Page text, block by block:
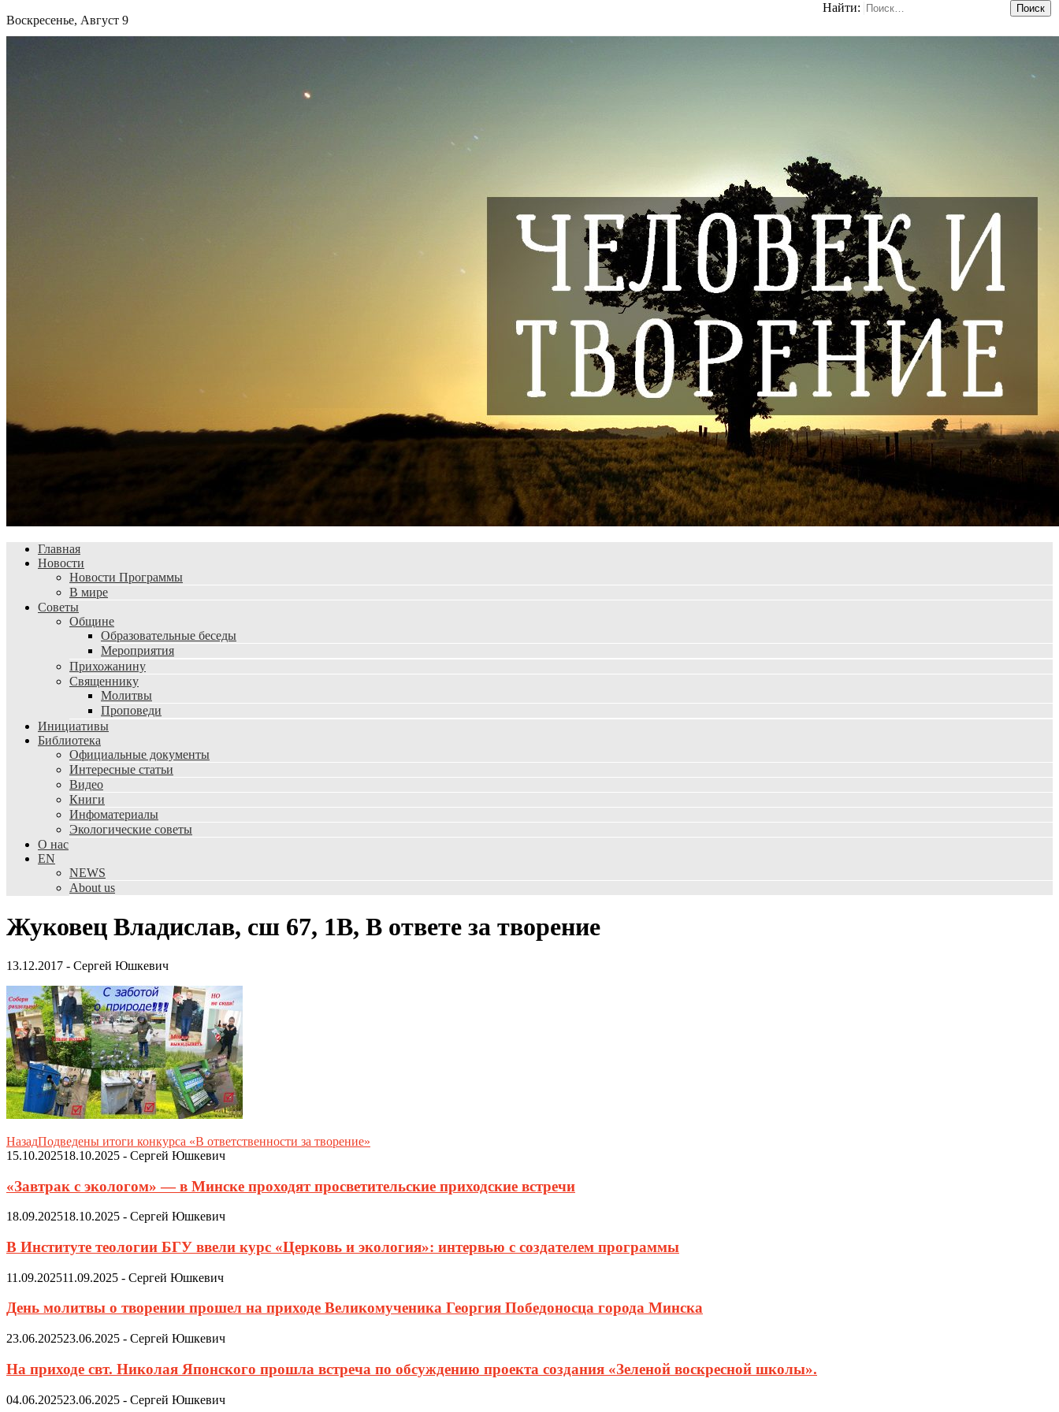
Воскресенье, Август 9
Найти:
Главная
Новости
Новости Программы
В мире
Советы
Общине
Образовательные беседы
Мероприятия
Прихожанину
Священнику
Молитвы
Проповеди
Инициативы
Библиотека
Официальные документы
Интересные статьи
Видео
Книги
Инфоматериалы
Экологические советы
О нас
EN
NEWS
About us
Жуковец Владислав, сш 67, 1В, В ответе за творение
13.12.2017 - Сергей Юшкевич
НазадПодведены итоги конкурса «В ответственности за творение»
15.10.202518.10.2025 - Сергей Юшкевич
«Завтрак с экологом» — в Минске проходят просветительские приходские встречи
18.09.202518.10.2025 - Сергей Юшкевич
В Институте теологии БГУ ввели курс «Церковь и экология»: интервью с создателем программы
11.09.202511.09.2025 - Сергей Юшкевич
День молитвы о творении прошел на приходе Великомученика Георгия Победоносца города Минска
23.06.202523.06.2025 - Сергей Юшкевич
На приходе свт. Николая Японского прошла встреча по обсуждению проекта создания «Зеленой воскресной школы».
04.06.202523.06.2025 - Сергей Юшкевич